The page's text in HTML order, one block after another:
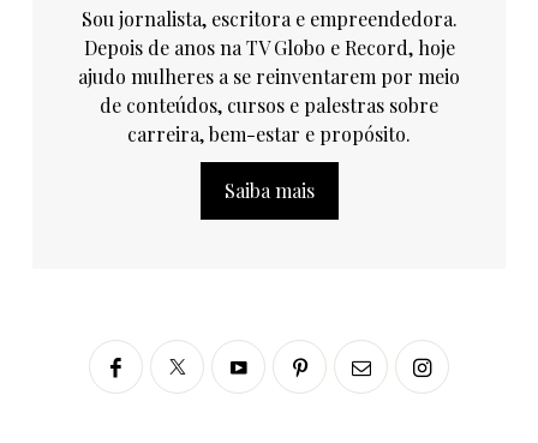
Sou jornalista, escritora e empreendedora.
Depois de anos na TV Globo e Record, hoje
ajudo mulheres a se reinventarem por meio
de conteúdos, cursos e palestras sobre
carreira, bem-estar e propósito.
Saiba mais